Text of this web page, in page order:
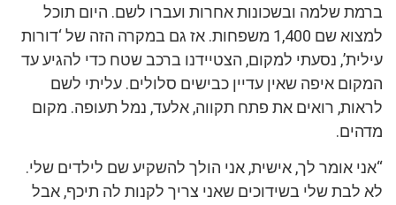
ברמת שלמה ובשכונות אחרות ועברו לשם. היום תוכל
למצוא שם 1,400 משפחות. אז גם במקרה הזה של ‘דורות
עילית’, נסעתי למקום, הצטיידנו ברכב שטח כדי להגיע עד
המקום איפה שאין עדיין כבישים סלולים. עליתי לשם
לראות, רואים את פתח תקווה, אלעד, נמל תעופה. מקום
מדהים.
“אני אומר לך, אישית, אני הולך להשקיע שם לילדים שלי.
לא לבת שלי בשידוכים שאני צריך לקנות לה תיכף, אבל